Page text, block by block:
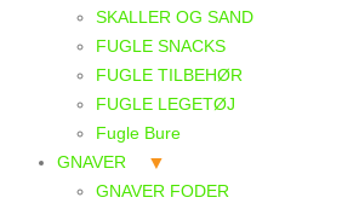
SKALLER OG SAND
FUGLE SNACKS
FUGLE TILBEHØR
FUGLE LEGETØJ
Fugle Bure
GNAVER
GNAVER FODER